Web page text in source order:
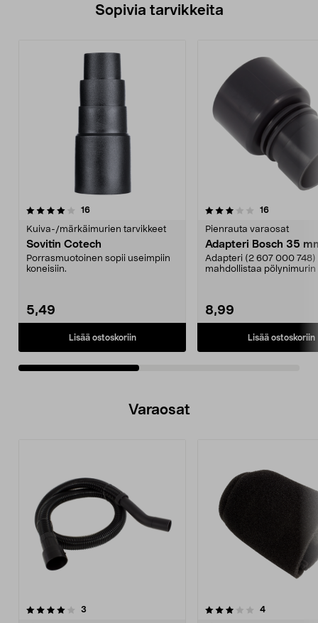
Sopivia tarvikkeita
16arvostelut
Kuiva-/märkäimurien tarvikkeet
Sovitin Cotech
Porrasmuotoinen sopii useimpiin
koneisiin.
5,49
Lisää ostoskoriin
3.5viidestä
16arvostelut
Pienrauta varaosat
Adapteri Bosch 35
Adapteri (2 607 000 748)
mahdollistaa pölynimurin
8,99
Lisää ostoskoriin
4.5viidestä
Varaosat
3
3.5viidestä
4arvostelut
3.5viidestä